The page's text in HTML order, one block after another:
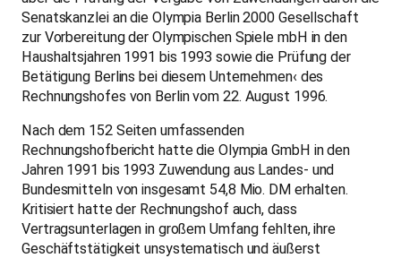
Senatskanzlei an die Olympia Berlin 2000 Gesellschaft
zur Vorbereitung der Olympischen Spiele mbH in den
Haushaltsjahren 1991 bis 1993 sowie die Prüfung der
Betätigung Berlins bei diesem Unternehmen‹ des
Rechnungshofes von Berlin vom 22. August 1996.
Nach dem 152 Seiten umfassenden
Rechnungshofbericht hatte die Olympia GmbH in den
Jahren 1991 bis 1993 Zuwendung aus Landes- und
Bundesmitteln von insgesamt 54,8 Mio. DM erhalten.
Kritisiert hatte der Rechnungshof auch, dass
Vertragsunterlagen in großem Umfang fehlten, ihre
Geschäftstätigkeit unsystematisch und äußerst